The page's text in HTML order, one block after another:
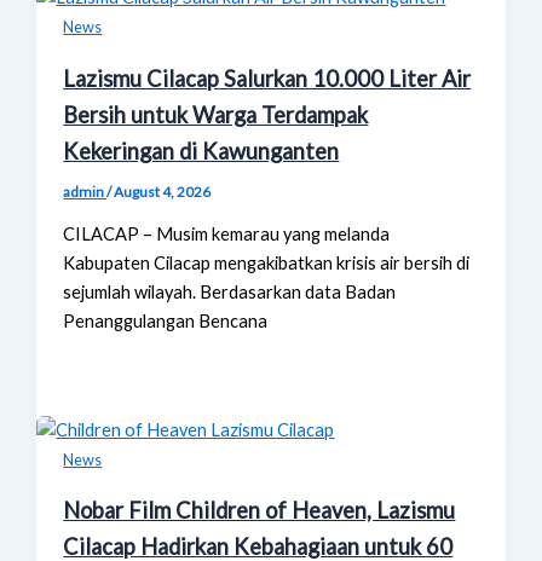
News
Lazismu Cilacap Salurkan 10.000 Liter Air
Bersih untuk Warga Terdampak
Kekeringan di Kawunganten
admin/August 4, 2026
CILACAP – Musim kemarau yang melanda
Kabupaten Cilacap mengakibatkan krisis air bersih di
sejumlah wilayah. Berdasarkan data Badan
Penanggulangan Bencana
News
Nobar Film Children of Heaven, Lazismu
Cilacap Hadirkan Kebahagiaan untuk 60